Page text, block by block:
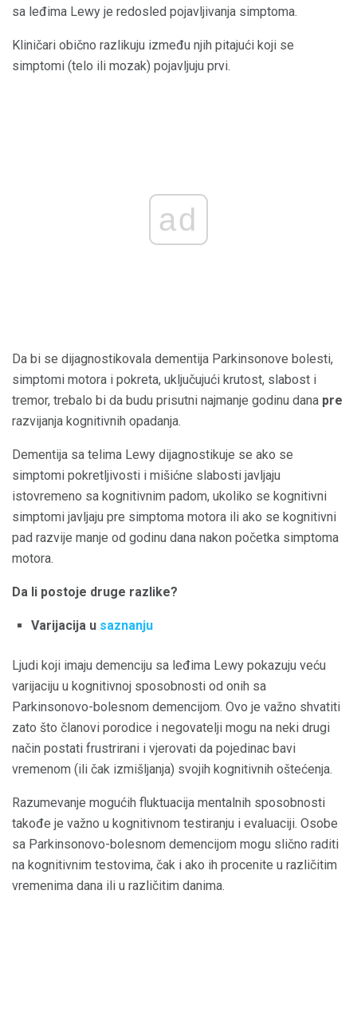
sa leđima Lewy je redosled pojavljivanja simptoma.
Kliničari obično razlikuju između njih pitajući koji se
simptomi (telo ili mozak) pojavljuju prvi.
ad
Da bi se dijagnostikovala dementija Parkinsonove bolesti,
simptomi motora i pokreta, uključujući krutost, slabost i
tremor, trebalo bi da budu prisutni najmanje godinu dana pre
razvijanja kognitivnih opadanja.
Dementija sa telima Lewy dijagnostikuje se ako se
simptomi pokretljivosti i mišićne slabosti javljaju
istovremeno sa kognitivnim padom, ukoliko se kognitivni
simptomi javljaju pre simptoma motora ili ako se kognitivni
pad razvije manje od godinu dana nakon početka simptoma
motora.
Da li postoje druge razlike?
Varijacija u saznanju
Ljudi koji imaju demenciju sa leđima Lewy pokazuju veću
varijaciju u kognitivnoj sposobnosti od onih sa
Parkinsonovo-bolesnom demencijom. Ovo je važno shvatiti
zato što članovi porodice i negovatelji mogu na neki drugi
način postati frustrirani i vjerovati da pojedinac bavi
vremenom (ili čak izmišljanja) svojih kognitivnih oštećenja.
Razumevanje mogućih fluktuacija mentalnih sposobnosti
takođe je važno u kognitivnom testiranju i evaluaciji. Osobe
sa Parkinsonovo-bolesnom demencijom mogu slično raditi
na kognitivnim testovima, čak i ako ih procenite u različitim
vremenima dana ili u različitim danima.